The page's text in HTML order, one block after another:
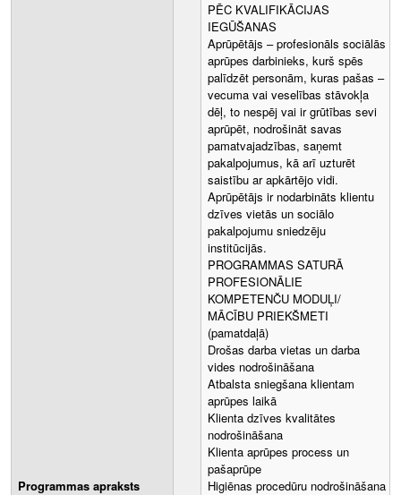
Programmas apraksts
PĒC KVALIFIKĀCIJAS
IEGŪŠANAS
Aprūpētājs – profesionāls sociālās
aprūpes darbinieks, kurš spēs
palīdzēt personām, kuras pašas –
vecuma vai veselības stāvokļa
dēļ, to nespēj vai ir grūtības sevi
aprūpēt, nodrošināt savas
pamatvajadzības, saņemt
pakalpojumus, kā arī uzturēt
saistību ar apkārtējo vidi.
Aprūpētājs ir nodarbināts klientu
dzīves vietās un sociālo
pakalpojumu sniedzēju
institūcijās.
PROGRAMMAS SATURĀ
PROFESIONĀLIE
KOMPETENČU MODUĻI/
MĀCĪBU PRIEKŠMETI
(pamatdaļā)
Drošas darba vietas un darba
vides nodrošināšana
Atbalsta sniegšana klientam
aprūpes laikā
Klienta dzīves kvalitātes
nodrošināšana
Klienta aprūpes process un
pašaprūpe
Higiēnas procedūru nodrošināšana